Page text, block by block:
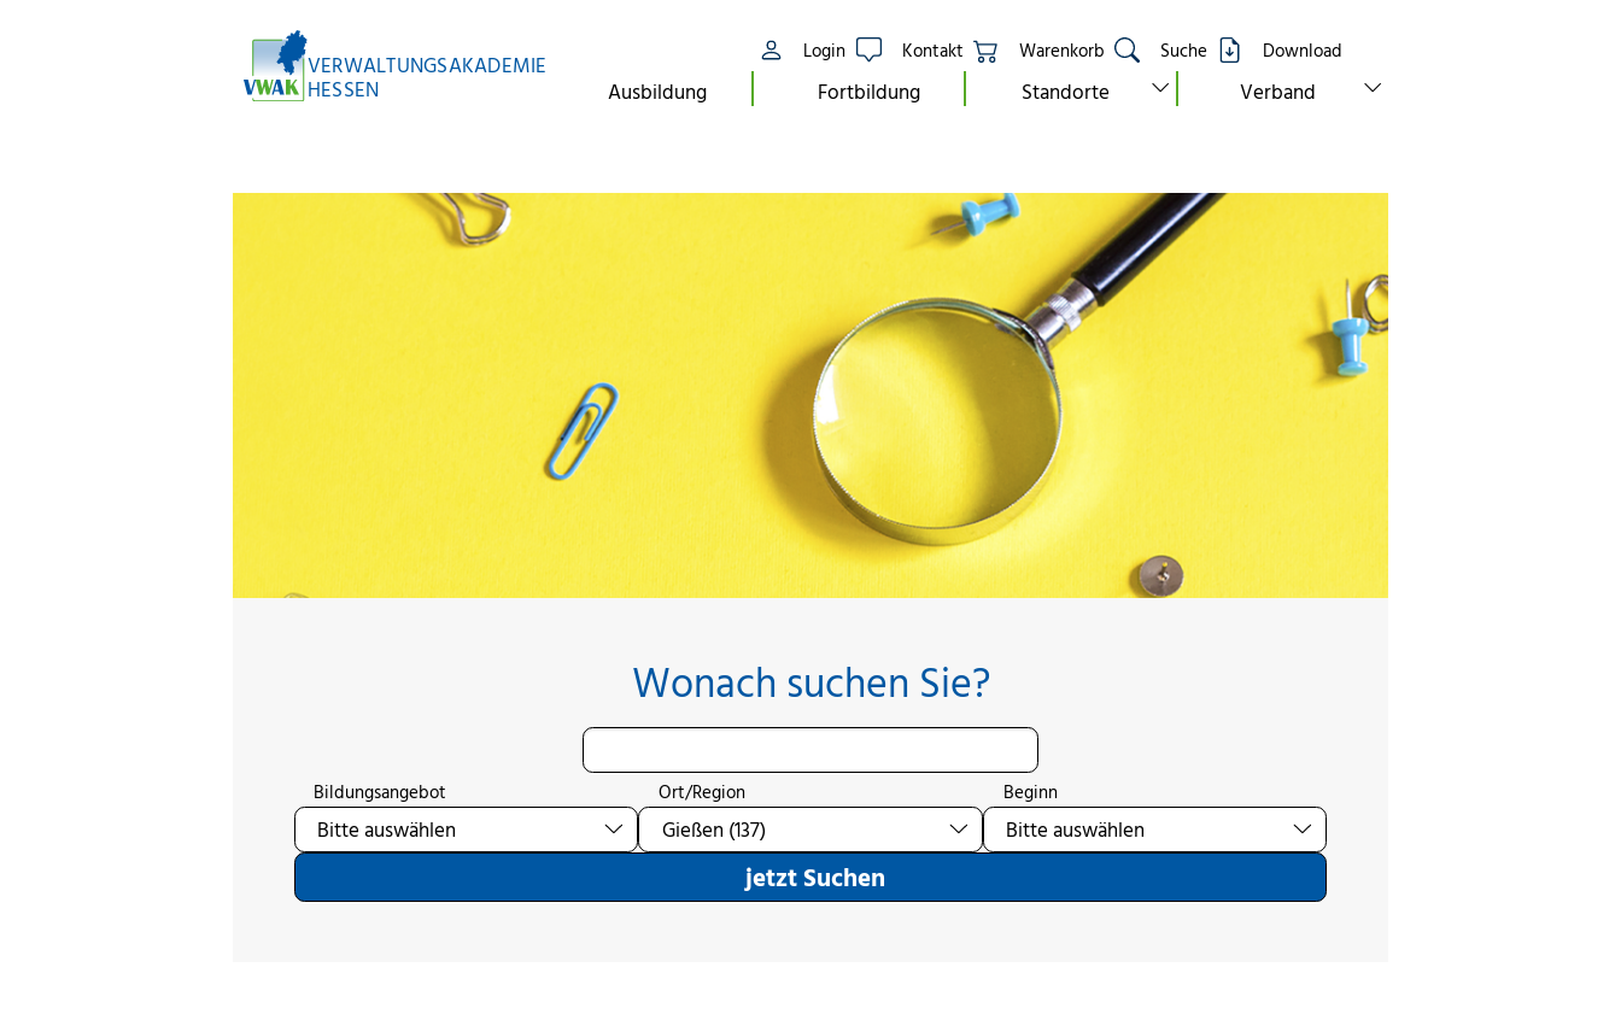
VERWALTUNGSAKADEMIE
HESSEN
Login Kontakt Warenkorb Suche Download
Ausbildung Fortbildung Standorte show submenu for “standorte”
Verband show submenu for “verband”
Wonach suchen Sie?
Bildungsangebot Ort/Region Beginn
jetzt Suchen